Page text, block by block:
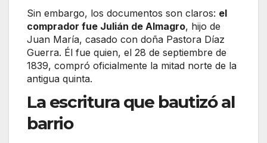
Sin embargo, los documentos son claros: el
comprador fue Julián de Almagro, hijo de
Juan María, casado con doña Pastora Díaz
Guerra. Él fue quien, el 28 de septiembre de
1839, compró oficialmente la mitad norte de la
antigua quinta.
La escritura que bautizó al
barrio